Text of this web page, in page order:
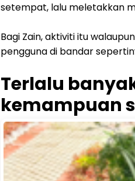
setempat, lalu meletakkan
Bagi Zain, aktiviti itu
pengguna di bandar
Terlalu
kemampuan